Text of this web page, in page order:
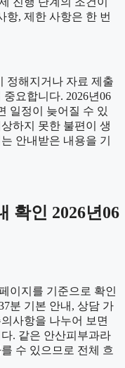
항, 제한 사항은 한 번
정해지거나 자료 제출
요합니다. 2026년06
일정이 늦어질 수 있
하지 못한 불편이 생
안내받은 내용을 기
확인 2026년06
이지를 기준으로 확인
분 기본 안내, 상담 가
사항을 나누어 보면
. 같은 안산피부과라
수 있으므로 전체 흐